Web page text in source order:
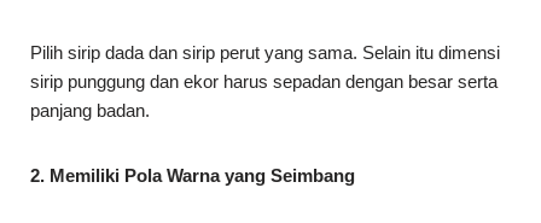
Pilih sirip dada dan sirip perut yang sama. Selain itu dimensi
sirip punggung dan ekor harus sepadan dengan besar serta
panjang badan.
2. Memiliki Pola Warna yang Seimbang